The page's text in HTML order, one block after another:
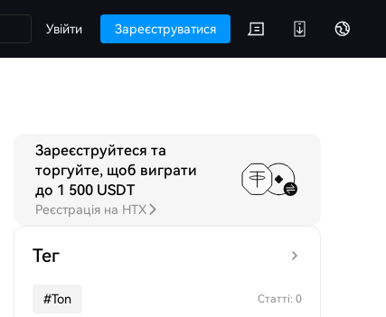
Увійти Зареєструватися
Зареєструйтеся та
торгуйте, щоб виграти
до 1 500 USDT
Реєстрація на HTX
Тег
#Ton Статті: 0